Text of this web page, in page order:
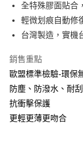
悠遊付
全盈+PAY
全家取貨付款
每筆NT$60，滿
7-11取貨付款
全特殊膠面貼合
輕微划痕自動修
台灣製造，實機
銷售重點
歐盟標準檢驗-環保
防塵、防潑水、耐
抗衝擊保護
更輕更薄更吻合